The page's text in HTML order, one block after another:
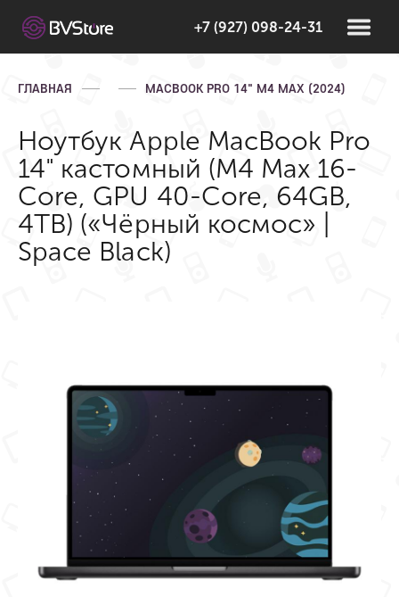
+7 (927) 098-24-31
ГЛАВНАЯ MACBOOK PRO 14" M4 MAX (2024)
Ноутбук Apple MacBook Pro
14" кастомный (M4 Max 16-
Core, GPU 40-Core, 64GB,
4TB) («Чёрный космос» |
Space Black)